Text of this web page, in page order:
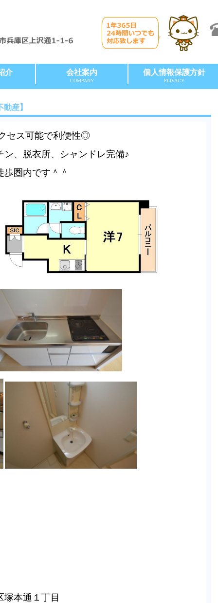
介 会社案内
COMPANY
個人情報保護方針
PLIVACY
産】
セス可能で利便性◎
、脱衣所、シャンドレ完備♪
圏内です＾＾
本通１丁目